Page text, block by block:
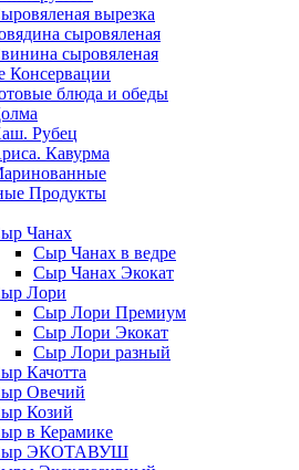
вырезка
сыровяленая
сыровяленая
Консервации
блюда и обеды
Рубец
Кавурма
Продукты
Чанах
Сыр Чанах в ведре
Сыр Чанах Экокат
Лори
Сыр Лори Премиум
Сыр Лори Экокат
Сыр Лори разный
Качотта
Овечий
Козий
в Керамике
ЭКОТАВУШ